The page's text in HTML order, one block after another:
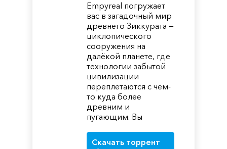
Empyreal погружает
вас в загадочный мир
древнего Зиккурата —
циклопического
сооружения на
далёкой планете, где
технологии забытой
цивилизации
переплетаются с чем-
то куда более
древним и
пугающим. Вы
Скачать торрент